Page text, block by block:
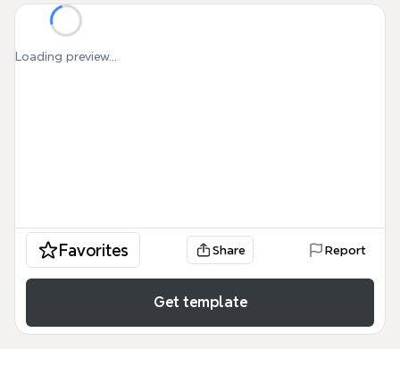
Loading preview...
Favorites Share Report
Get template